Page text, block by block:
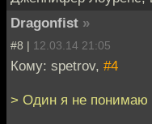
Dragonfist »
#8 | 12.03.14 21:05
Кому: spetrov, #4
> Один я не понимаю